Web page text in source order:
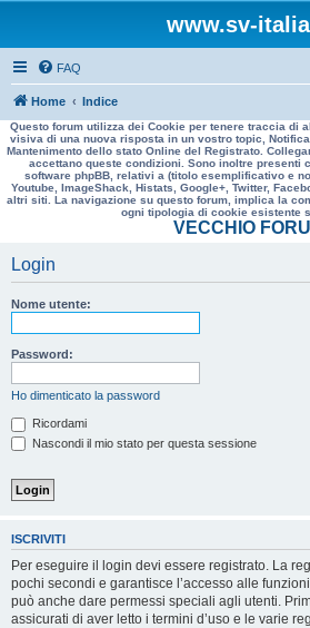
www.sv-
FAQ
Home Indice
Questo forum utilizza dei Cookie per tenere traccia di
visiva di una nuova risposta in un vostro topic,
Mantenimento dello stato Online del Registrato.
accettano queste condizioni. Sono inoltre presenti
software phpBB, relativi a (titolo esemplificativo e
Youtube, ImageShack, Histats, Google+, Twitter,
altri siti. La navigazione su questo forum, implica la
ogni tipologia di cookie esistente
VECCHIO
Login
Nome utente:
Password:
Ho dimenticato la password
Ricordami
Nascondi il mio stato per questa sessione
ISCRIVITI
Per eseguire il login devi essere registrato. La
pochi secondi e garantisce l’accesso alle
può anche dare permessi speciali agli utenti.
assicurati di aver letto i termini d’uso e le varie